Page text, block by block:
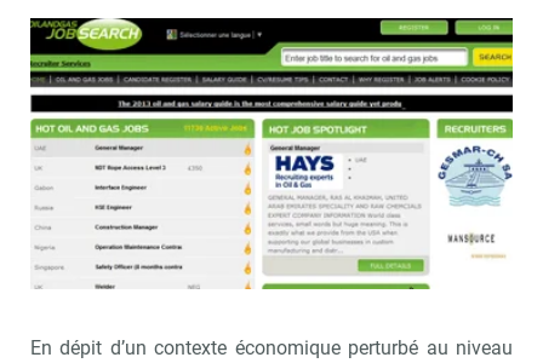
En dépit d’un contexte économique perturbé au niveau